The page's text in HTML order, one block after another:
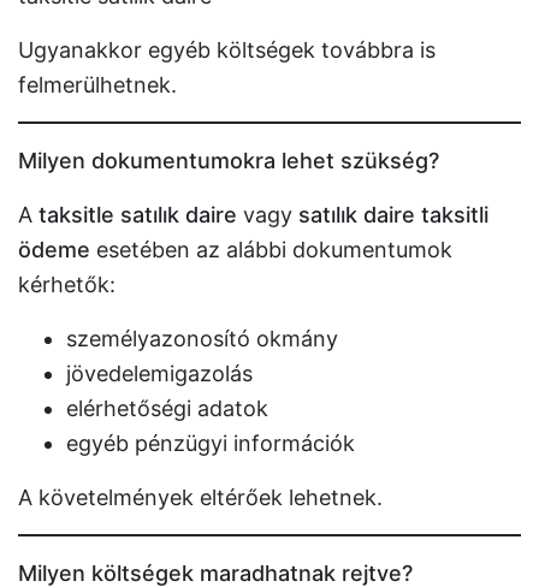
Ugyanakkor egyéb költségek továbbra is
felmerülhetnek.
Milyen dokumentumokra lehet szükség?
A taksitle satılık daire vagy satılık daire taksitli
ödeme esetében az alábbi dokumentumok
kérhetők:
személyazonosító okmány
jövedelemigazolás
elérhetőségi adatok
egyéb pénzügyi információk
A követelmények eltérőek lehetnek.
Milyen költségek maradhatnak rejtve?